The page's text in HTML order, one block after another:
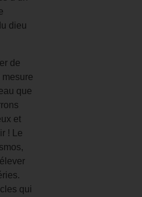
dieu
de
mesure
que
et
! Le
qui